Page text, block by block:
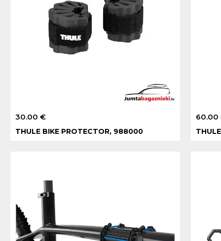
30.00 €
THULE BIKE PROTECTOR, 988000
60.00